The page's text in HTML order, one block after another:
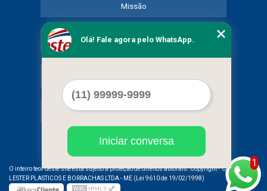
Missão
Serviços
Mapa do site
O inteiro teor deste site está sujeito à proteção de direitos autorais. Copyright COMERCIAL
LESTER PLASTICOS E BORRACHAS LTDA - ME (Lei 9610 de 19/02/1998)
1
Olá! Fale agora pelo WhatsApp.
Iniciar conversa